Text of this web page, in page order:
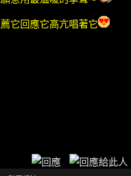
回應它高亢唱著它